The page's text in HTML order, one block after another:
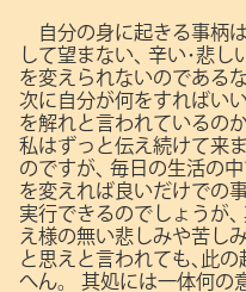
自分の身に起きる事柄
して望まない､
辛い･悲し
を変えられないのであるな
次に自分が何をすればい
を解れと言われているの
私はずっと伝え続けて来
のですが､
毎日の生活の
を変えれば良いだけでの
実行できるのでしょうが､
え様の無い悲しみや苦し
と思えと言われても､此
へん。
其処には一体何の